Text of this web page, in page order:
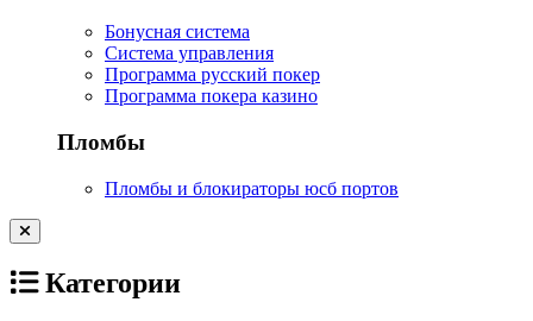
Бонусная система
Система управления
Программа русский покер
Программа покера казино
Пломбы
Пломбы и блокираторы юсб портов
Категории